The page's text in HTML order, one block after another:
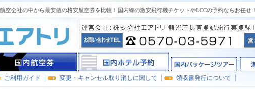
空会社の中から最安値の格安航空券を比較！国内線の激安飛行機チケットやLCCの予約ならお任せ！
ご利用ガイド 変更・キャンセル取り消しに関して 領収書発行について